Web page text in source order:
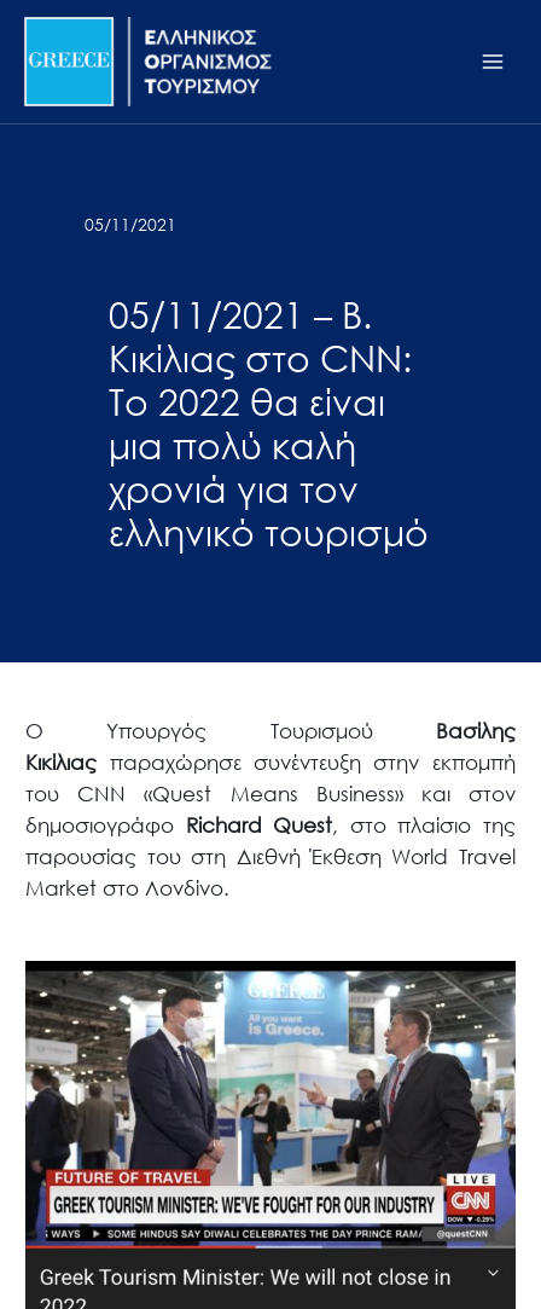
Σημείωση:
ιστότοπος
προσβασιμότητας.
Μετάβαση
περιεχόμενο
05/11/2021
05/11/2021 – Β.
Κικίλιας στο CNN:
Το 2022 θα είναι
μια πολύ καλή
χρονιά για τον
ελληνικό τουρισμό
Ο Υπουργός Τουρισμού Βασίλης
Κικίλιας παραχώρησε συνέντευξη στην εκπομπή
του CNN «Quest Means Business» και στον
δημοσιογράφο Richard Quest, στο πλαίσιο της
παρουσίας του στη Διεθνή Έκθεση World Travel
Market στο Λονδίνο.